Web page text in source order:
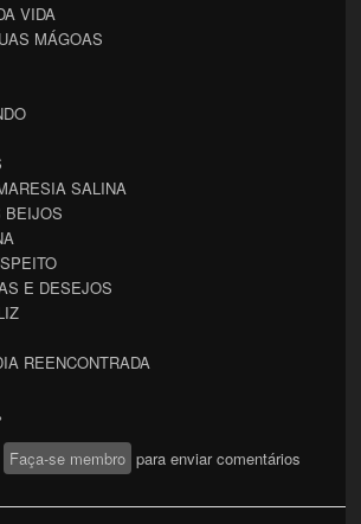
VIDA
MÁGOAS
SALINA
BEIJOS
E DESEJOS
REENCONTRADA
de Bolama
Faça-se membro para enviar comentários